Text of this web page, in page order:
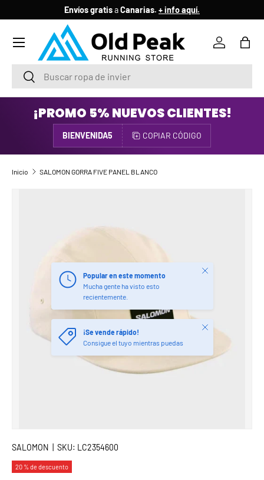
IR AL CONTENIDO
Envíos gratisaCanarias. + info aquí.
BuscarBuscar
Iniciar
Menú
¡PROMO 5% NUEVOS CLIENTES!
BIENVENIDA5 COPIAR CÓDIGO
Inicio SALOMON GORRA FIVE PANEL BLANCO
Popular en este momento
Mucha gente ha visto esto
recientemente.
Cerrar
¡Se vende rápido!
Consigue el tuyo mientras puedas
Cerrar
SALOMON SKU: LC2354600
20 % de descuento